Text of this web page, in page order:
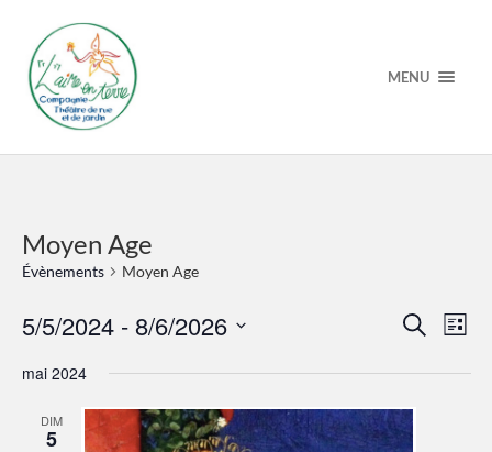
MENU
Moyen Age
Évènements Moyen Age
Recherche
et
de
Recherche
de
Liste
5/5/2024 - 8/6/2026
une
mai 2024
DIM
5